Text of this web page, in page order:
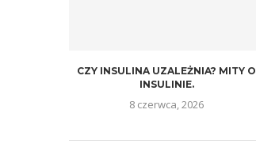
CZY INSULINA UZALEŻNIA? MITY O
INSULINIE.
8 czerwca, 2026